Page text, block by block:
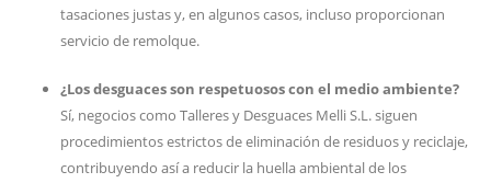
tasaciones justas y, en algunos casos, incluso proporcionan
servicio de remolque.
¿Los desguaces son respetuosos con el medio ambiente?
Sí, negocios como Talleres y Desguaces Melli S.L. siguen
procedimientos estrictos de eliminación de residuos y reciclaje,
contribuyendo así a reducir la huella ambiental de los